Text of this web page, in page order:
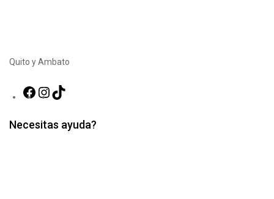
Quito y Ambato
Facebook
Instagram
Necesitas ayuda?